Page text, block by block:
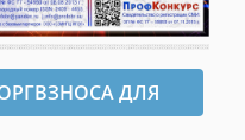
ДЛЯ